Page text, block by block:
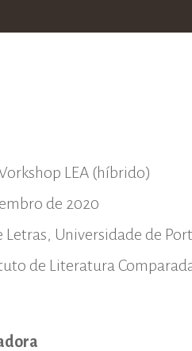
LEA (híbrido)
de 2020
Letras, Universidade de
de Literatura